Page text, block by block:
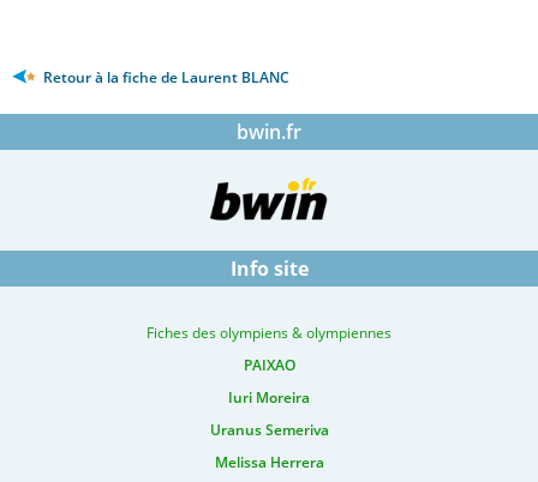
Retour à la fiche de Laurent BLANC
bwin.fr
Info site
Fiches des olympiens & olympiennes
PAIXAO
Iuri Moreira
Uranus Semeriva
Melissa Herrera